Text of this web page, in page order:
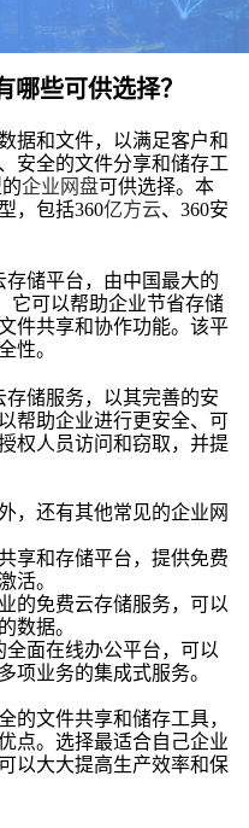
些可供选择？
据和文件，以满足客户和
安全的文件分享和储存工
企业网盘可供选择。本
，包括360亿方云、360安
储平台，由中国最大的
它可以帮助企业节省存储
件共享和协作功能。该平
性。
储服务，以其完善的安
帮助企业进行更安全、可
权人员访问和窃取，并提
，还有其他常见的企业网
享和存储平台，提供免费
活。
的免费云存储服务，可以
数据。
全面在线办公平台，可以
项业务的集成式服务。
的文件共享和储存工具，
点。选择最适合自己企业
以大大提高生产效率和保